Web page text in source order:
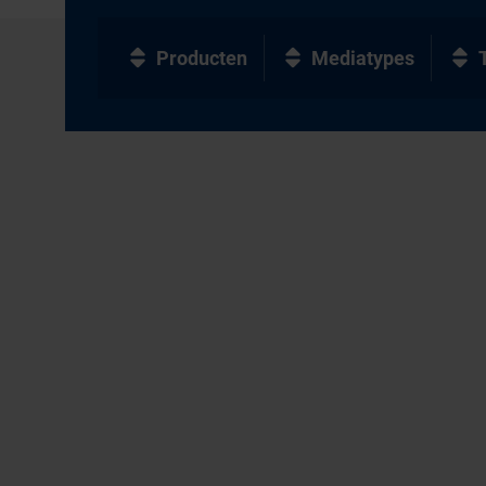
Producten Mediatypes